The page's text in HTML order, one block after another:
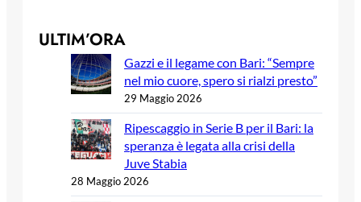
ULTIM’ORA
Gazzi e il legame con Bari: “Sempre
nel mio cuore, spero si rialzi presto”
29 Maggio 2026
Ripescaggio in Serie B per il Bari: la
speranza è legata alla crisi della
Juve Stabia
28 Maggio 2026